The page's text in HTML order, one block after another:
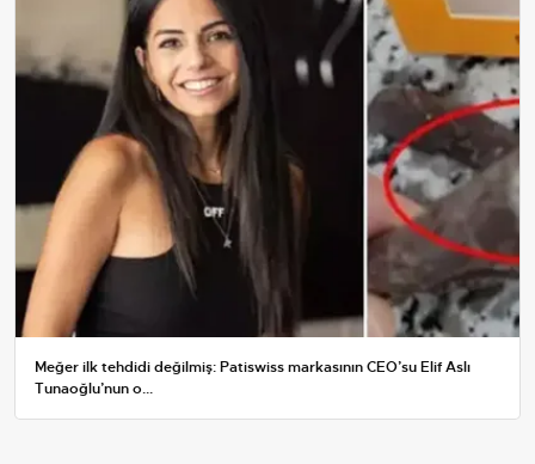
Meğer ilk tehdidi değilmiş: Patiswiss markasının CEO’su Elif Aslı
Tunaoğlu’nun o...